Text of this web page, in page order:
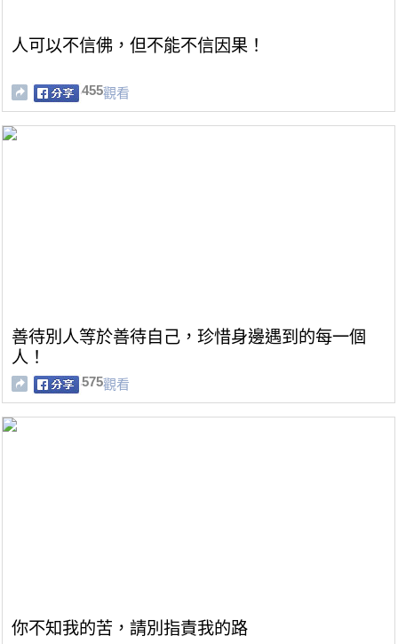
人可以不信佛，但不能不信因果！
455觀看
善待別人等於善待自己，珍惜身邊遇到的每一個
人！
575觀看
你不知我的苦，請別指責我的路